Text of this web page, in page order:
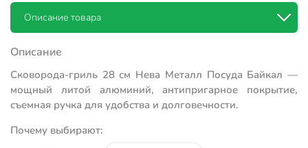
Описание товара
Описание
Сковорода-гриль 28 см Нева Металл Посуда Байкал —
мощный литой алюминий, антипригарное покрытие,
съемная ручка для удобства и долговечности.
Почему выбирают: